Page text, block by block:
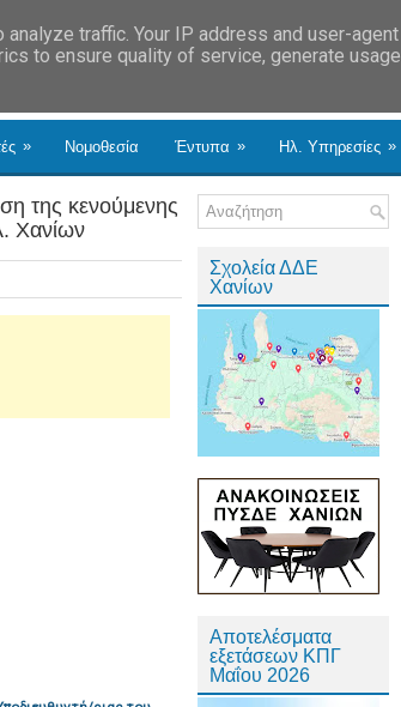
» Νομοθεσία Έντυπα » Ηλ. Υπηρεσίες »
της κενούμενης
Χανίων
Σχολεία ΔΔΕ
Χανίων
Αποτελέσματα
εξετάσεων ΚΠΓ
Μαΐου 2026
traffic. Your IP address and user-agent
to ensure quality of service, generate usage